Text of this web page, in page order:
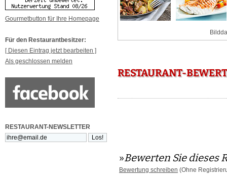
Gourmetbutton für Ihre Homepage
Für den Restaurantbesitzer:
[ Diesen Eintrag jetzt bearbeiten ]
Als geschlossen melden
RESTAURANT-NEWSLETTER
RESTAURANT-
»Bewerten Sie dieses
Bewertung schreiben (Ohne